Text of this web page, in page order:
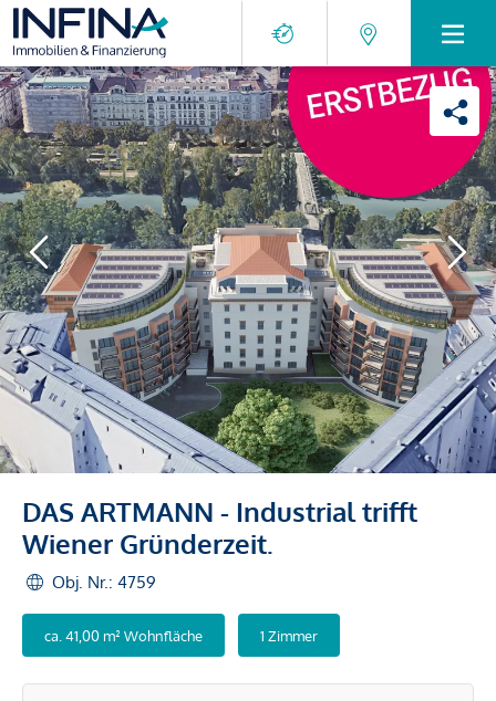
DAS ARTMANN - Industrial trifft
Wiener Gründerzeit.
Obj. Nr.: 4759
ca. 41,00 m² Wohnfläche 1 Zimmer